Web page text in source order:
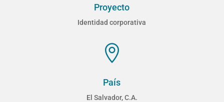
Proyecto
Identidad corporativa

País
El Salvador, C.A.